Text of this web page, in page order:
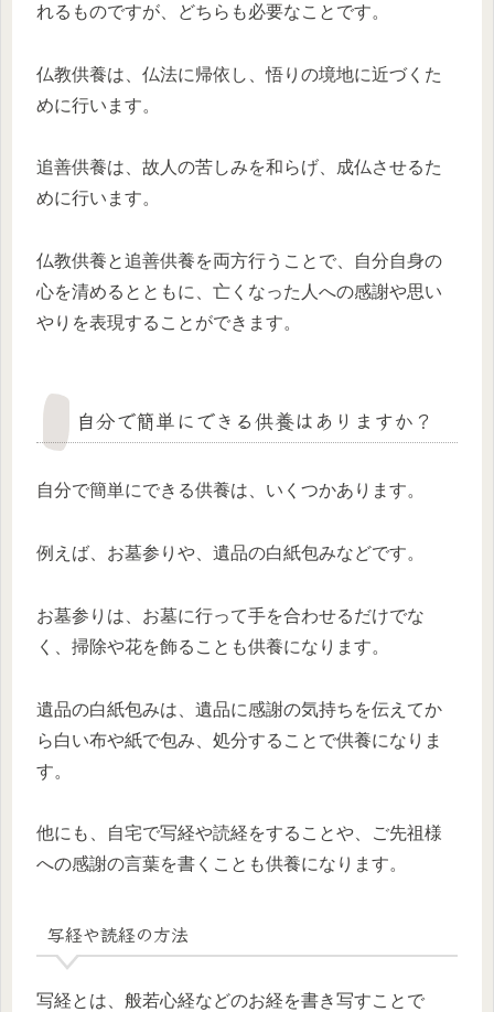
れるものですが、どちらも必要なことです。
仏教供養は、仏法に帰依し、悟りの境地に近づくた
めに行います。
追善供養は、故人の苦しみを和らげ、成仏させるた
めに行います。
仏教供養と追善供養を両方行うことで、自分自身の
心を清めるとともに、亡くなった人への感謝や思い
やりを表現することができます。
自分で簡単にできる供養はありますか？
自分で簡単にできる供養は、いくつかあります。
例えば、お墓参りや、遺品の白紙包みなどです。
お墓参りは、お墓に行って手を合わせるだけでな
く、掃除や花を飾ることも供養になります。
遺品の白紙包みは、遺品に感謝の気持ちを伝えてか
ら白い布や紙で包み、処分することで供養になりま
す。
他にも、自宅で写経や読経をすることや、ご先祖様
への感謝の言葉を書くことも供養になります。
写経や読経の方法
写経とは、般若心経などのお経を書き写すことで